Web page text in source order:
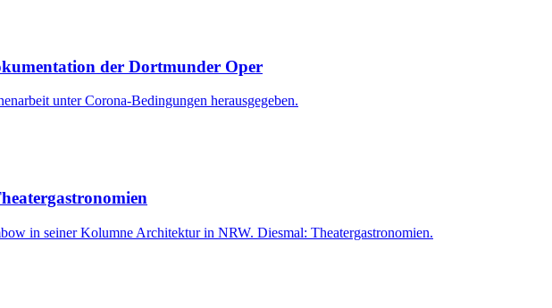
der Dortmunder Oper
unter Corona-Bedingungen herausgegeben.
in seiner Kolumne Architektur in NRW. Diesmal: Theatergastronomien.